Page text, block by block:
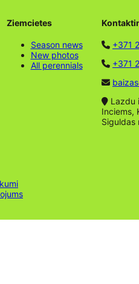
Ziemcietes
Season news
New photos
All perennials
+371
+371
Lazdu
Inciems,
Siguldas